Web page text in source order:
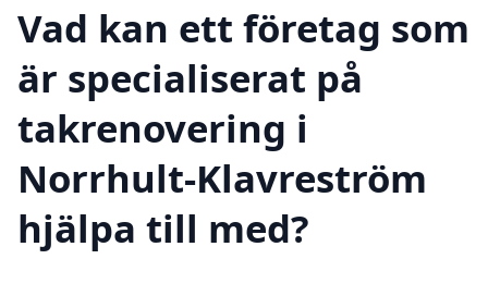
Vad kan ett företag som
är specialiserat på
takrenovering i
Norrhult-Klavreström
hjälpa till med?